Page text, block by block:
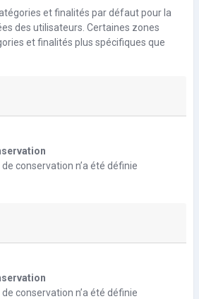
et finalités par défaut pour la
des utilisateurs. Certaines zones
et finalités plus spécifiques que
conservation n’a été définie
conservation n’a été définie